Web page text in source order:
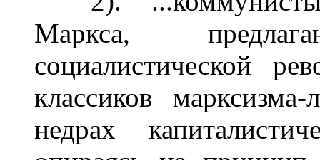
Маркса,
социалистической
классиков
недрах